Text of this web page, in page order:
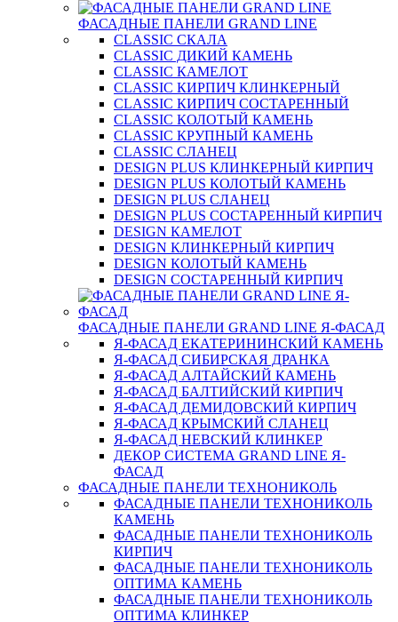
ФАСАДНЫЕ ПАНЕЛИ GRAND LINE
CLASSIC СКАЛА
CLASSIC ДИКИЙ КАМЕНЬ
CLASSIC КАМЕЛОТ
CLASSIC КИРПИЧ КЛИНКЕРНЫЙ
CLASSIC КИРПИЧ СОСТАРЕННЫЙ
CLASSIC КОЛОТЫЙ КАМЕНЬ
CLASSIC КРУПНЫЙ КАМЕНЬ
CLASSIC СЛАНЕЦ
DESIGN PLUS КЛИНКЕРНЫЙ КИРПИЧ
DESIGN PLUS КОЛОТЫЙ КАМЕНЬ
DESIGN PLUS СЛАНЕЦ
DESIGN PLUS СОСТАРЕННЫЙ КИРПИЧ
DESIGN КАМЕЛОТ
DESIGN КЛИНКЕРНЫЙ КИРПИЧ
DESIGN КОЛОТЫЙ КАМЕНЬ
DESIGN СОСТАРЕННЫЙ КИРПИЧ
ФАСАДНЫЕ ПАНЕЛИ GRAND LINE Я-ФАСАД
Я-ФАСАД ЕКАТЕРИНИНСКИЙ КАМЕНЬ
Я-ФАСАД СИБИРСКАЯ ДРАНКА
Я-ФАСАД АЛТАЙСКИЙ КАМЕНЬ
Я-ФАСАД БАЛТИЙСКИЙ КИРПИЧ
Я-ФАСАД ДЕМИДОВСКИЙ КИРПИЧ
Я-ФАСАД КРЫМСКИЙ СЛАНЕЦ
Я-ФАСАД НЕВСКИЙ КЛИНКЕР
ДЕКОР СИСТЕМА GRAND LINE Я-
ФАСАД
ФАСАДНЫЕ ПАНЕЛИ ТЕХНОНИКОЛЬ
ФАСАДНЫЕ ПАНЕЛИ ТЕХНОНИКОЛЬ
КАМЕНЬ
ФАСАДНЫЕ ПАНЕЛИ ТЕХНОНИКОЛЬ
КИРПИЧ
ФАСАДНЫЕ ПАНЕЛИ ТЕХНОНИКОЛЬ
ОПТИМА КАМЕНЬ
ФАСАДНЫЕ ПАНЕЛИ ТЕХНОНИКОЛЬ
ОПТИМА КЛИНКЕР